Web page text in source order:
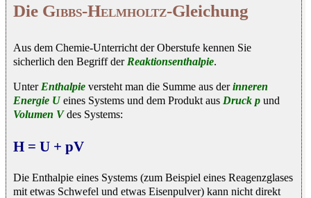
Die Gibbs-Helmholtz-Gleichung
Aus dem Chemie-Unterricht der Oberstufe kennen Sie
sicherlich den Begriff der Reaktionsenthalpie.
Unter Enthalpie versteht man die Summe aus derinneren
Energie Ueines Systems und dem Produkt aus Druck p und
Volumen Vdes Systems:
H = U + pV
Die Enthalpie eines Systems (zum Beispiel eines Reagenzglases
mit etwas Schwefel und etwas Eisenpulver) kann nicht direkt